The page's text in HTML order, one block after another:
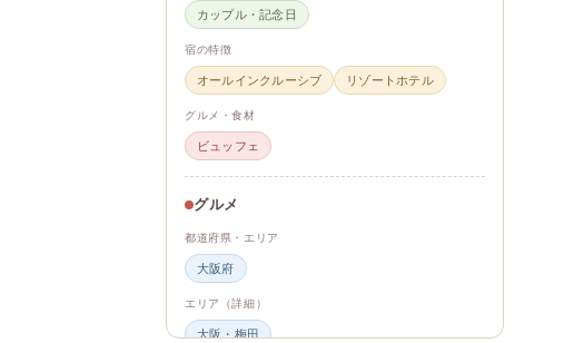
カップル・記念日
宿の特徴
オールインクルーシブ リゾートホテル
グルメ・食材
ビュッフェ
グルメ
都道府県・エリア
大阪府
エリア（詳細）
大阪・梅田